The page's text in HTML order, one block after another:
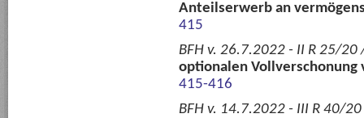
Anteilserwerb an
415
BFH v. 26.7.2022 - II R 25/
optionalen Vollverschonung
415-416
BFH v. 14.7.2022 - III R 40/